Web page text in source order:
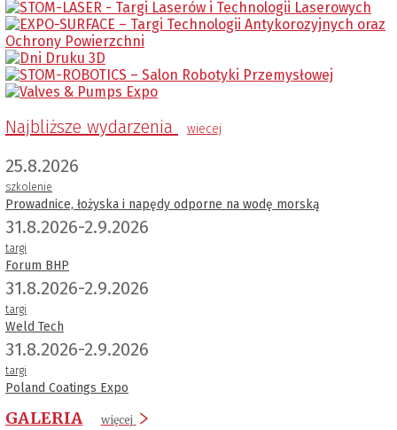
Najbliższe wydarzenia wiecej
25.8.2026
szkolenie
Prowadnice, łożyska i napędy odporne na wodę morską
31.8.2026-2.9.2026
targi
Forum BHP
31.8.2026-2.9.2026
targi
Weld Tech
31.8.2026-2.9.2026
targi
Poland Coatings Expo
GALERIA więcej